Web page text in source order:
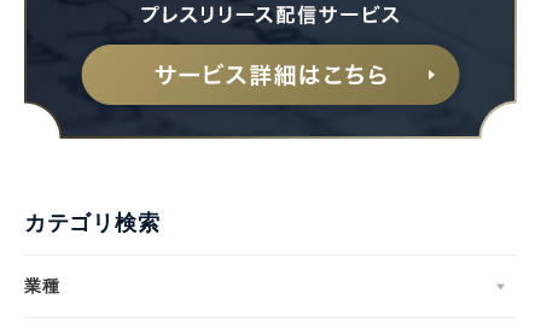
カテゴリ検索
業種